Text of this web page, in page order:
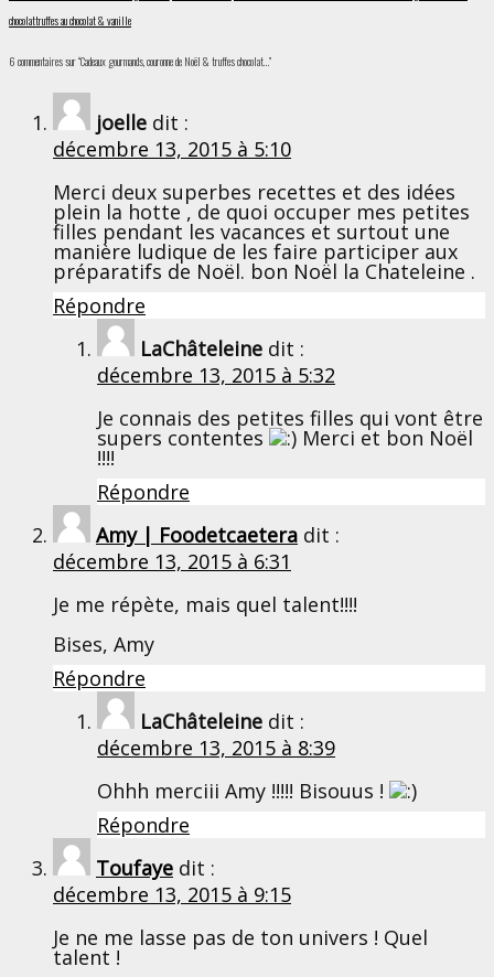
chocolattruffes au chocolat & vanille
6 commentaires sur “Cadeaux gourmands, couronne de Noël & truffes chocolat…”
joelle dit :
décembre 13, 2015 à 5:10
Merci deux superbes recettes et des idées
plein la hotte , de quoi occuper mes petites
filles pendant les vacances et surtout une
manière ludique de les faire participer aux
préparatifs de Noël. bon Noël la Chateleine .
Répondre
LaChâteleine dit :
décembre 13, 2015 à 5:32
Je connais des petites filles qui vont être
supers contentes Merci et bon Noël
!!!!
Répondre
Amy | Foodetcaetera dit :
décembre 13, 2015 à 6:31
Je me répète, mais quel talent!!!!
Bises, Amy
Répondre
LaChâteleine dit :
décembre 13, 2015 à 8:39
Ohhh merciii Amy !!!!! Bisouus !
Répondre
Toufaye dit :
décembre 13, 2015 à 9:15
Je ne me lasse pas de ton univers ! Quel
talent !